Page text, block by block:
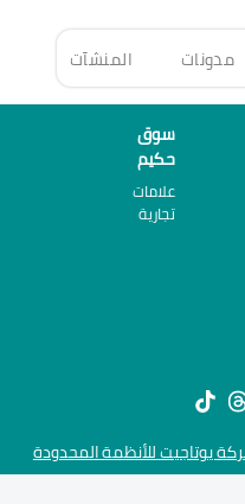
مدونات المنشآت
سوق
حكيم
علامات
تجارية
يوتاجيت للأنظمة المحدودة